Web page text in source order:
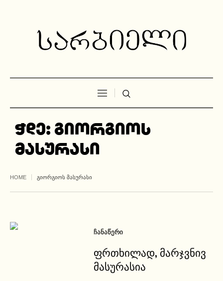
ჭდე:გიორგიოს
მასურასი
HOME ᲒᲘᲝᲠᲒᲘᲝᲡ ᲛᲐᲡᲣᲠᲐᲡᲘ
ᲩᲐᲜᲐᲬᲔᲠᲘ
ფრთხილად, მარჯვნივ
მასურასია